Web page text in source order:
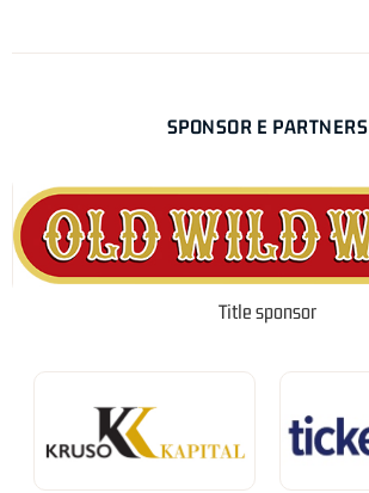
SPONSOR E PARTNERS
Title sponsor